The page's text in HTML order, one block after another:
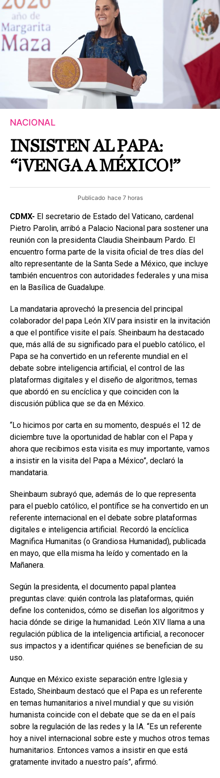
NACIONAL
INSISTEN AL PAPA:
“¡VENGA A MÉXICO!”
Publicado hace 7 horas
CDMX- El secretario de Estado del Vaticano, cardenal
Pietro Parolin, arribó a Palacio Nacional para sostener una
reunión con la presidenta Claudia Sheinbaum Pardo. El
encuentro forma parte de la visita oficial de tres días del
alto representante de la Santa Sede a México, que incluye
también encuentros con autoridades federales y una misa
en la Basílica de Guadalupe.
La mandataria aprovechó la presencia del principal
colaborador del papa León XIV para insistir en la invitación
a que el pontífice visite el país. Sheinbaum ha destacado
que, más allá de su significado para el pueblo católico, el
Papa se ha convertido en un referente mundial en el
debate sobre inteligencia artificial, el control de las
plataformas digitales y el diseño de algoritmos, temas
que abordó en su encíclica y que coinciden con la
discusión pública que se da en México.
“Lo hicimos por carta en su momento, después el 12 de
diciembre tuve la oportunidad de hablar con el Papa y
ahora que recibimos esta visita es muy importante, vamos
a insistir en la visita del Papa a México”, declaró la
mandataria.
Sheinbaum subrayó que, además de lo que representa
para el pueblo católico, el pontífice se ha convertido en un
referente internacional en el debate sobre plataformas
digitales e inteligencia artificial. Recordó la encíclica
Magnifica Humanitas (o Grandiosa Humanidad), publicada
en mayo, que ella misma ha leído y comentado en la
Mañanera.
Según la presidenta, el documento papal plantea
preguntas clave: quién controla las plataformas, quién
define los contenidos, cómo se diseñan los algoritmos y
hacia dónde se dirige la humanidad. León XIV llama a una
regulación pública de la inteligencia artificial, a reconocer
sus impactos y a identificar quiénes se benefician de su
uso.
Aunque en México existe separación entre Iglesia y
Estado, Sheinbaum destacó que el Papa es un referente
en temas humanitarios a nivel mundial y que su visión
humanista coincide con el debate que se da en el país
sobre la regulación de las redes y la IA. “Es un referente
hoy a nivel internacional sobre este y muchos otros temas
humanitarios. Entonces vamos a insistir en que está
gratamente invitado a nuestro país”, afirmó.